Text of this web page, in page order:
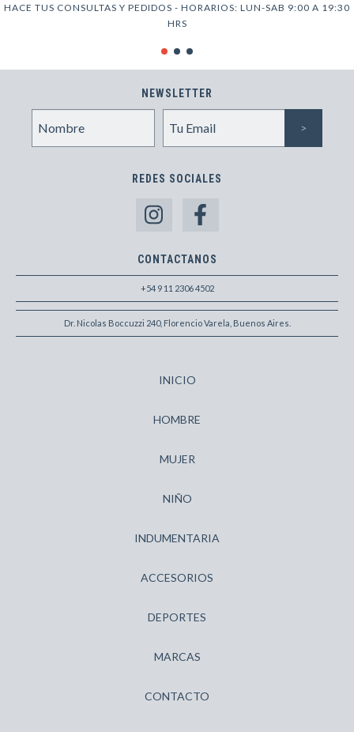
HACE TUS CONSULTAS Y PEDIDOS - HORARIOS: LUN-SAB 9:00 A 19:30
HRS
NEWSLETTER
REDES SOCIALES
CONTACTANOS
+54 9 11 2306 4502
Dr. Nicolas Boccuzzi 240, Florencio Varela, Buenos Aires.
INICIO
HOMBRE
MUJER
NIÑO
INDUMENTARIA
ACCESORIOS
DEPORTES
MARCAS
CONTACTO